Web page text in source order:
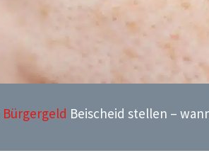
Bürgergeld Beischeid stellen –